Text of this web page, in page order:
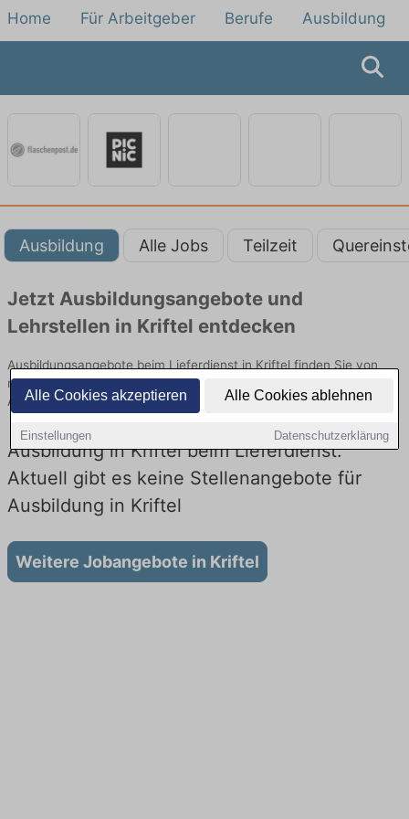
Alle Cookies akzeptieren Alle Cookies ablehnen
Einstellungen Datenschutzerklärung
Home Für Arbeitgeber Berufe Ausbildung
Ausbildung Alle Jobs Teilzeit
Jetzt Ausbildungsangebote und
Lehrstellen in Kriftel entdecken
Ausbildungsangebote beim Lieferdienst in Kriftel finden Sie von
namhaften Firmen. Entdecken Sie freie Optionen von Top-
Arbeitgebern und bewerben Sie sich noch heute.
Ausbildung in Kriftel beim Lieferdienst:
Aktuell gibt es keine Stellenangebote für
Ausbildung in Kriftel
Weitere Jobangebote in Kriftel